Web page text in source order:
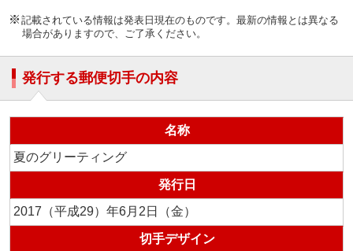
記載されている情報は発表日現在のものです。最新の情報とは異なる
場合がありますので、ご了承ください。
発行する郵便切手の内容
名称
夏のグリーティング
発行日
2017（平成29）年6月2日（金）
切手デザイン